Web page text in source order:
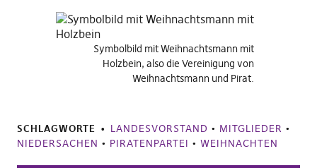
Symbolbild mit Weihnachtsmann mit
Holzbein, also die Vereinigung von
Weihnachtsmann und Pirat.
SCHLAGWORTE LANDESVORSTAND • MITGLIEDER •
NIEDERSACHEN • PIRATENPARTEI • WEIHNACHTEN